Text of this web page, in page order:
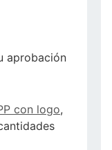
aprobación
con logo,